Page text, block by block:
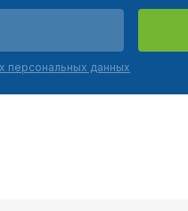
персональных данных